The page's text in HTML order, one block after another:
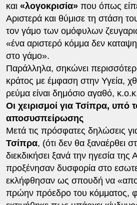
και «λογοκρισία»που όπως είπε
Αριστερά και θύμισε τη στάση
τον γάμο των ομόφυλων
«ένα αριστερό κόμμα δεν
στο γάμο».
Παράλληλα, σηκώνει
κράτος με έμφαση στην Υγεία,
ρεύμα είναι δημόσιο αγαθό,
Οι χειρισμοί για Τσίπρα, υπό
αποσυσπείρωσης
Μετά τις πρόσφατες δηλώσεις
Τσίπρα, (ότι δεν θα ξαναέρθει
διεκδικήσει ξανά την ηγεσία της
προξένησαν δυσφορία στο
εκλήφθησαν ως σπουδή να
πρώην πρόεδρο του κόμματος,